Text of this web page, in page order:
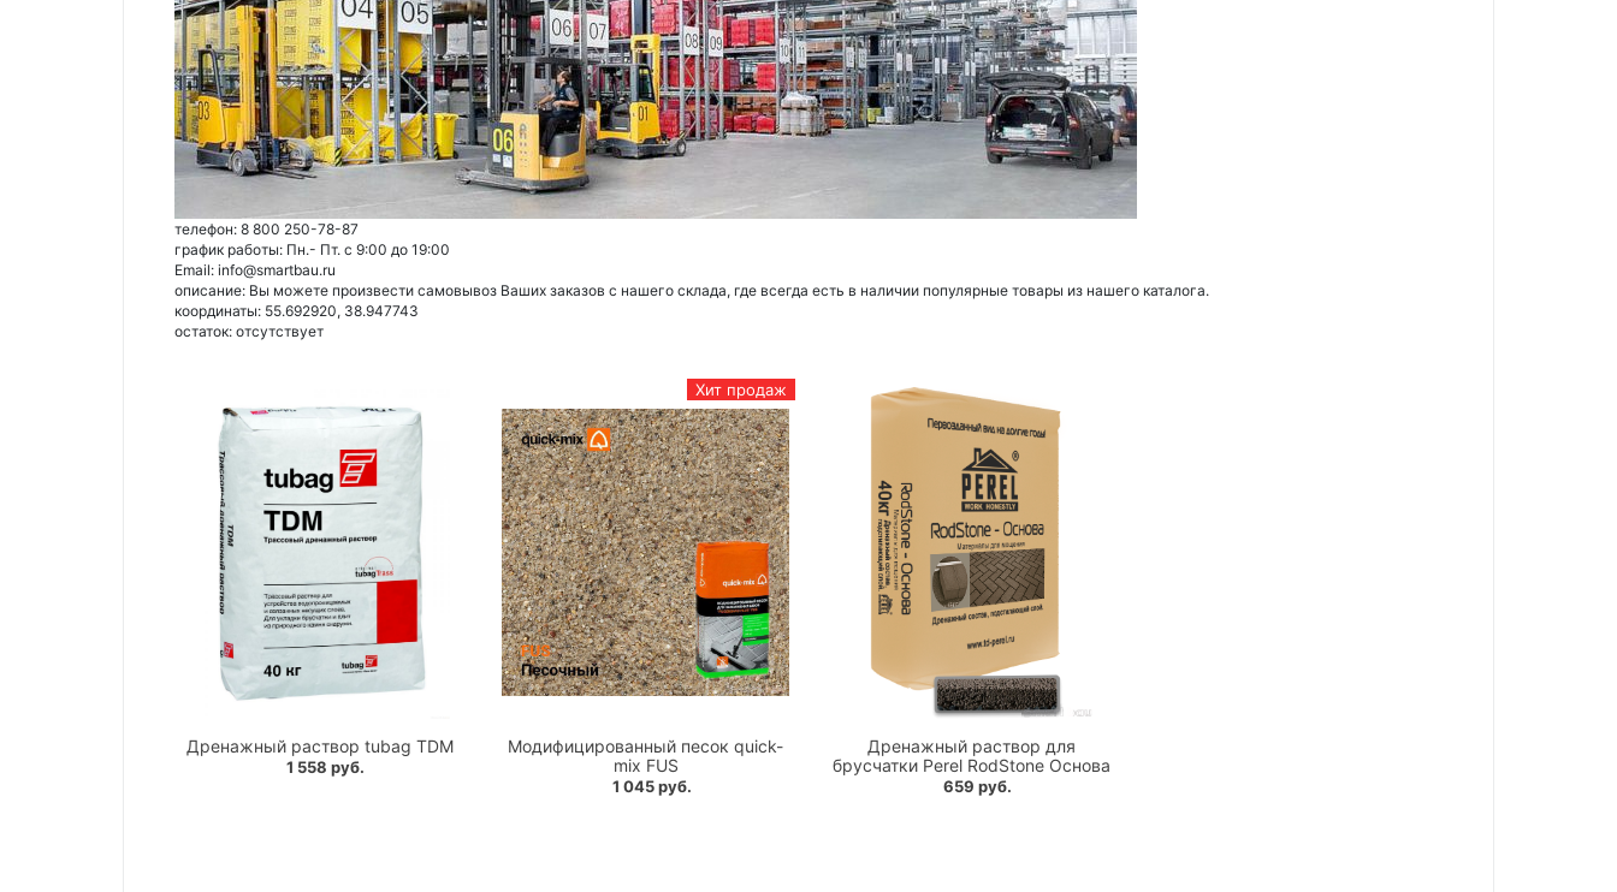
телефон: 8 800 250-78-87
график работы: Пн.- Пт. с 9:00 до 19:00
Email: info@smartbau.ru
описание: Вы можете произвести самовывоз Ваших заказов с нашего склада, где всегда есть в наличии популярные товары из нашего каталога.
координаты: 55.692920, 38.947743
остаток: отсутствует
Дренажный раствор tubag TDM
1 558 руб.
Хит продаж
Модифицированный песок quick-
mix FUS
1 045 руб.
Дренажный раствор для
брусчатки Perel RodStone Основа
659 руб.